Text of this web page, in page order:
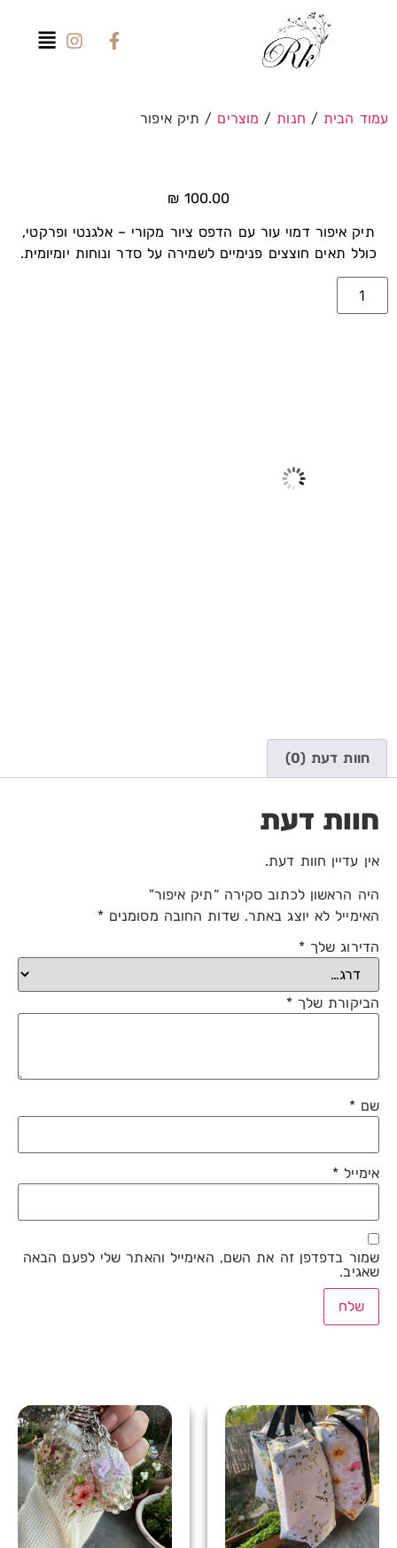
עמוד הבית / חנות / מוצרים / תיק איפור
₪100.00
תיק איפור דמוי עור עם הדפס ציור מקורי – אלגנטי ופרקטי,
כולל תאים חוצצים פנימיים לשמירה על סדר ונוחות יומיומית.
חוות דעת (0)
חוות דעת
אין עדיין חוות דעת.
היה הראשון לכתוב סקירה “תיק איפור”
האימייל לא יוצג באתר. שדות החובה מסומנים*
הדירוג שלך*
הביקורת שלך*
שם*
אימייל *
שמור בדפדפן זה את השם, האימייל והאתר שלי לפעם הבאה
שאגיב.